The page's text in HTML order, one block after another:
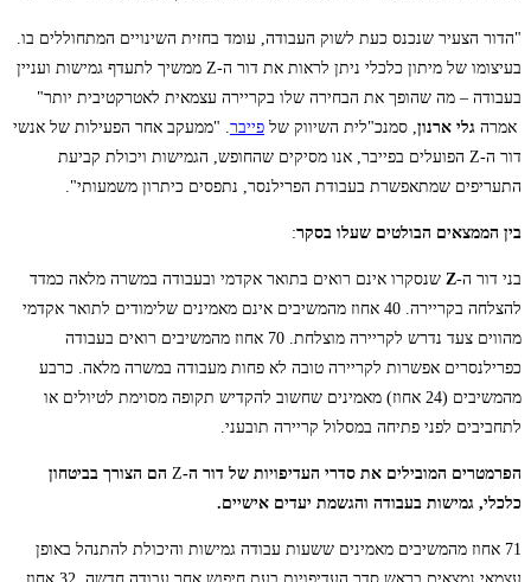
"הדור הצעיר שנכנס כעת לשוק העבודה, עומד בחזית השינויים המתחוללים בו.
בעיצומו של מיתון כלכלי ניתן לראות את דור ה-Z ממשיך לתעדף גמישות ועניין
בעבודה – מה שהופך את הבחירה שלו בקריירה עצמאית לאטרקטיבית יותר"
אמרה גלי ארנון, סמנכ"לית השיווק של פייבר. "ממעקב אחר הפעילות של אנשי
דור ה-Z הפועלים בפייבר, אנו מסיקים שהחופש, הגמישות ויכולת קביעת
התעריפים שמתאפשרת בעבודת הפרילנסר, נתפסים כיתרון משמעותי".
בין הממצאים הבולטים שעלו בסקר:
בני דור ה-Z שנסקרו אינם רואים בתואר אקדמי ובעבודה במשרה מלאה כמדד
להצלחה בקריירה. 40 אחוז מהמשיבים אינם מאמינים שלימודים לתואר אקדמי
מהווים צעד נדרש לקריירה מוצלחת. 70 אחוז מהמשיבים רואים בעבודה
כפרילנסרים אפשרות לקריירה טובה לא פחות מעבודה במשרה מלאה. כרבע
מהמשיבים (24 אחוז) מאמינים שחשוב להקדיש תקופה מסוימת לטיולים או
לתחביבים לפני פתיחה במסלול קריירה תובעני.
הפרמטרים המובילים את סדרי העדיפויות של דור ה-Z הם הצורך בביטחון
כלכלי, גמישות בעבודה והגשמת יעדים אישיים.
71 אחוז מהמשיבים מאמינים ששעות עבודה גמישות והיכולת להתנהל באופן